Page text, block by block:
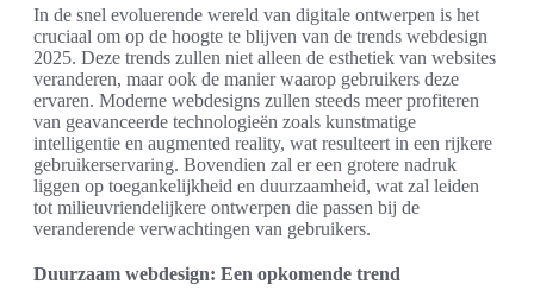
In de snel evoluerende wereld van digitale ontwerpen is het
cruciaal om op de hoogte te blijven van de trends webdesign
2025. Deze trends zullen niet alleen de esthetiek van websites
veranderen, maar ook de manier waarop gebruikers deze
ervaren. Moderne webdesigns zullen steeds meer profiteren
van geavanceerde technologieën zoals kunstmatige
intelligentie en augmented reality, wat resulteert in een rijkere
gebruikerservaring. Bovendien zal er een grotere nadruk
liggen op toegankelijkheid en duurzaamheid, wat zal leiden
tot milieuvriendelijkere ontwerpen die passen bij de
veranderende verwachtingen van gebruikers.
Duurzaam webdesign: Een opkomende trend